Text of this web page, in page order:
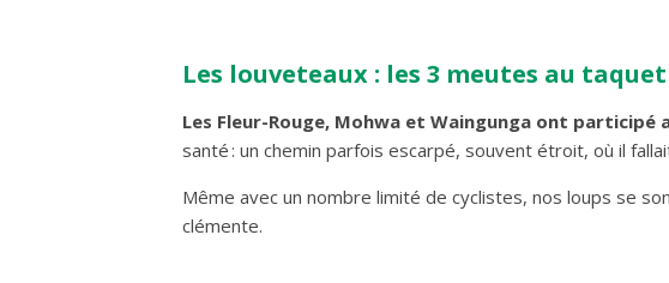
Les louveteaux : les 3 meutes au
Les Fleur-Rouge, Mohwa et Waingunga ont
santé : un chemin parfois escarpé, souvent étroit, où il
Même avec un nombre limité de cyclistes, nos loups se
clémente.